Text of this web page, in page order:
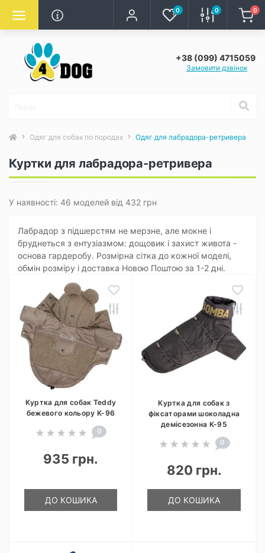
0 0 0
+38 (099) 4715059
Замовити дзвінок
Одяг для собак по породах Одяг для лабрадора-ретривера
Куртки для лабрадора-ретривера
У наявності: 46 моделей від 432 грн
Лабрадор з підшерстям не мерзне, але мокне і
бруднеться з ентузіазмом: дощовик і захист живота -
основа гардеробу. Розмірна сітка до кожної моделі,
обмін розміру і доставка Новою Поштою за 1-2 дні.
Куртка для собак Teddy
бежевого кольору K-96
0
935 грн.
ДО КОШИКА
Куртка для собак з
фіксаторами шоколадна
демісезонна K-95
0
820 грн.
ДО КОШИКА